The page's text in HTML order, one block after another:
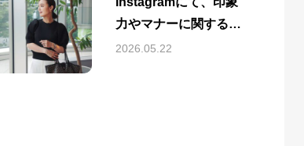
力やマナーに関する情
報を発信しています。
2026.05.22